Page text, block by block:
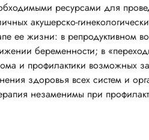
ресурсами для
акушерско-
ее жизни: в репродуктивном
беременности; в
и профилактики возможных
здоровья всех систем и
незаменимы при